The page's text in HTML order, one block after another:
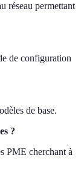
réseau permettant
de configuration
de base.
?
PME cherchant à